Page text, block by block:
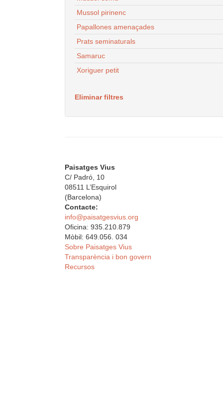
Mussol pirinenc
Papallones amenaçades
Prats seminaturals
Samaruc
Xoriguer petit
Eliminar filtres
Paisatges Vius
C/ Padró, 10
08511 L’Esquirol
(Barcelona)
Contacte:
info@paisatgesvius.org
Oficina: 935.210.879
Mòbil: 649.056. 034
Sobre Paisatges Vius
Transparència i bon govern
Recursos